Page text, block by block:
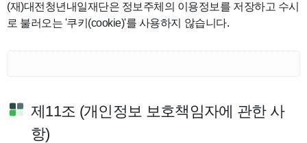
(재)대전청년내일재단은 정보주체의 이용정보를 저장하고 수시
로 불러오는 '쿠키(cookie)'를 사용하지 않습니다.
제11조 (개인정보 보호책임자에 관한 사
항)